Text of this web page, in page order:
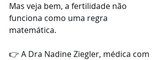
Mas veja bem, a fertilidade não
funciona como uma regra
matemática.
👉 A Dra Nadine Ziegler, médica com